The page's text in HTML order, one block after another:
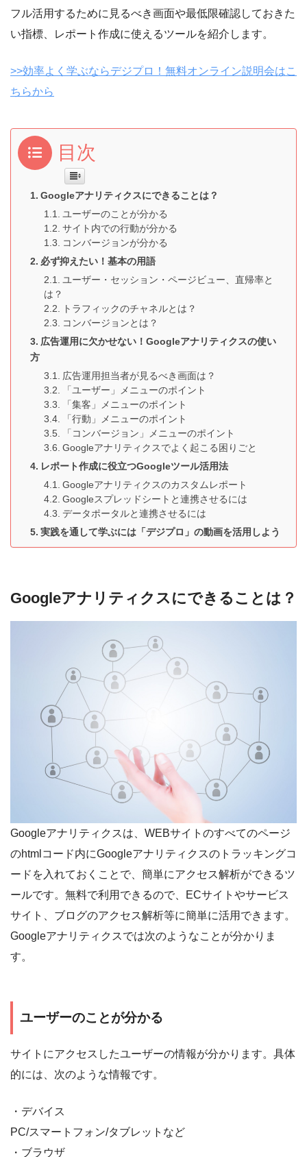
フル活用するために見るべき画面や最低限確認しておきた
い指標、レポート作成に使えるツールを紹介します。
>>効率よく学ぶならデジプロ！無料オンライン説明会はこ
ちらから
目次
Googleアナリティクスにできることは？
ユーザーのことが分かる
サイト内での行動が分かる
コンバージョンが分かる
必ず抑えたい！基本の用語
ユーザー・セッション・ページビュー、直帰率と
は？
トラフィックのチャネルとは？
コンバージョンとは？
広告運用に欠かせない！Googleアナリティクスの使い
方
広告運用担当者が見るべき画面は？
「ユーザー」メニューのポイント
「集客」メニューのポイント
「行動」メニューのポイント
「コンバージョン」メニューのポイント
Googleアナリティクスでよく起こる困りごと
レポート作成に役立つGoogleツール活用法
Googleアナリティクスのカスタムレポート
Googleスプレッドシートと連携させるには
データポータルと連携させるには
実践を通して学ぶには「デジプロ」の動画を活用しよう
Googleアナリティクスにできることは？
Googleアナリティクスは、WEBサイトのすべてのページ
のhtmlコード内にGoogleアナリティクスのトラッキングコ
ードを入れておくことで、簡単にアクセス解析ができるツ
ールです。無料で利用できるので、ECサイトやサービス
サイト、ブログのアクセス解析等に簡単に活用できます。
Googleアナリティクスでは次のようなことが分かりま
す。
ユーザーのことが分かる
サイトにアクセスしたユーザーの情報が分かります。具体
的には、次のような情報です。
・デバイス
PC/スマートフォン/タブレットなど
・ブラウザ